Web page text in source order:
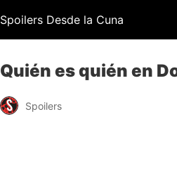
Spoilers Desde la Cuna
Quién es quién en
Spoilers